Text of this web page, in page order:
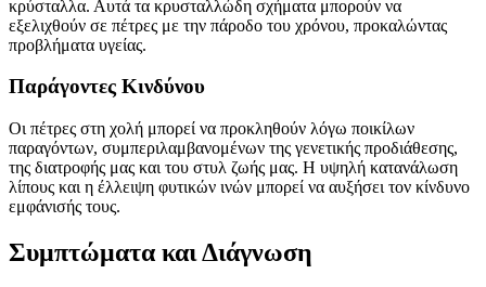
κρύσταλλα. Αυτά τα κρυσταλλώδη σχήματα μπορούν να
εξελιχθούν σε πέτρες με την πάροδο του χρόνου, προκαλώντας
προβλήματα υγείας.
Παράγοντες Κινδύνου
Οι πέτρες στη χολή μπορεί να προκληθούν λόγω ποικίλων
παραγόντων, συμπεριλαμβανομένων της γενετικής προδιάθεσης,
της διατροφής μας και του στυλ ζωής μας. Η υψηλή κατανάλωση
λίπους και η έλλειψη φυτικών ινών μπορεί να αυξήσει τον κίνδυνο
εμφάνισής τους.
Συμπτώματα και Διάγνωση